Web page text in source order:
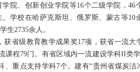
院、创新创业学院等16个二级学院，46
学校在哈萨克斯坦、俄罗斯、蒙古等10
生2735余人。
省级教育教学成果奖17项，获省一流大
程79门。有省区域内一流建设学科II类
重点支持学科7个。建有“贵州省煤炭洁